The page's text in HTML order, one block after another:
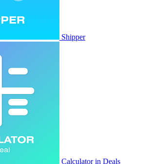
Shipper
Calculator in Deals